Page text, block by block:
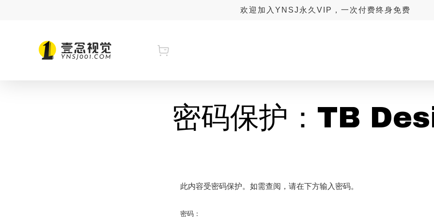
欢迎加入YNSJ永久VIP，一次付费终身免费
密码保护：TB
此内容受密码保护。如需查阅，请在下方输入密码。
密码：